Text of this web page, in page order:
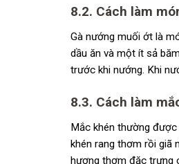
8.2. Cách làm
Gà nướng muối ớt là
dầu ăn và một ít sả
trước khi nướng. Khi
8.3. Cách làm
Mắc khén thường
khén rang thơm rồi giã
hương thơm đặc trưng